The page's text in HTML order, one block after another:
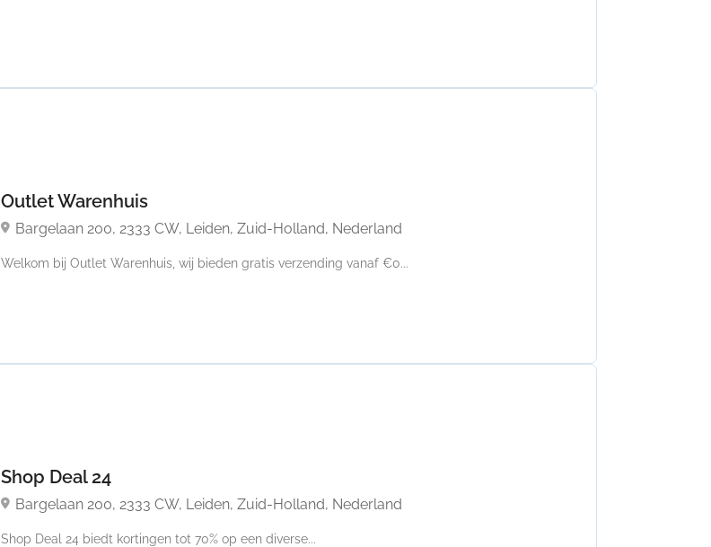
Outlet Warenhuis
Bargelaan 200, 2333 CW, Leiden, Zuid-Holland, Nederland
Welkom bij Outlet Warenhuis, wij bieden gratis verzending vanaf €0...
Shop Deal 24
Bargelaan 200, 2333 CW, Leiden, Zuid-Holland, Nederland
Shop Deal 24 biedt kortingen tot 70% op een diverse...